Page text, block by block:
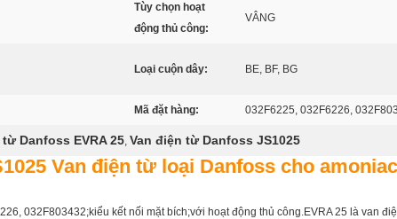
Tùy chọn hoạt
động thủ công:
VÂNG
Loại cuộn dây: BE, BF, BG
Mã đặt hàng: 032F6225, 032F6226,
Danfoss EVRA 25, Van điện từ Danfoss JS1025
Van điện từ loại Danfoss cho amoniac
032F803432;kiểu kết nối mặt bích;với hoạt động thủ công.EVRA 25 là van